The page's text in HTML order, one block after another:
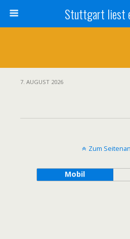
Stuttgart liest
7. AUGUST 2026
Zum
Mobil